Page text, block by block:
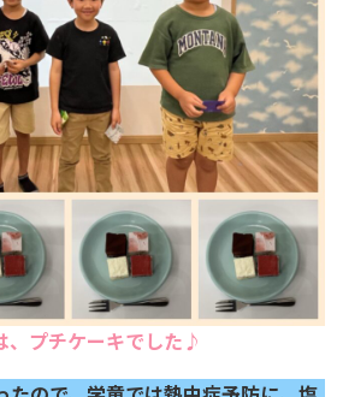
、プチケーキでした♪